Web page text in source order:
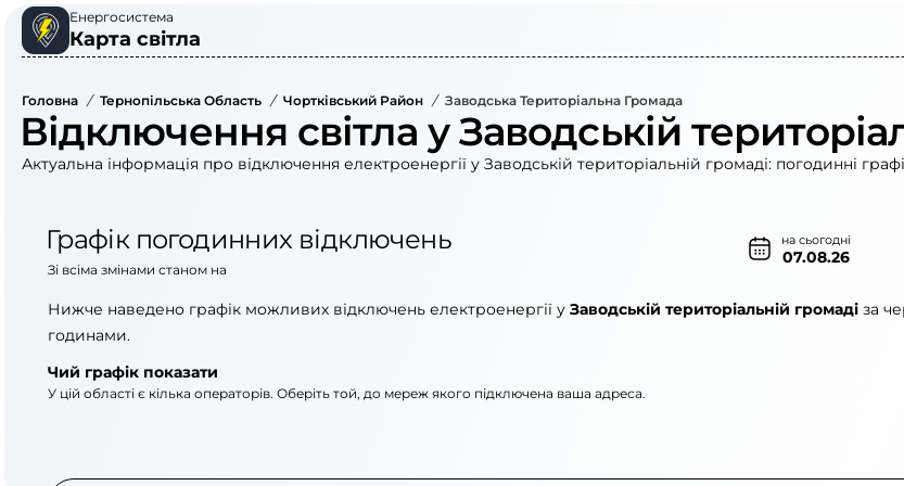
Енергосистема
Карта світла
Головна / Тернопільська Область / Чортківський Район / Заводська Територіальна Громада
Відключення світла у Заводській
Актуальна інформація про відключення електроенергії у Заводській територіальній громаді: погодинні
Графік погодинних відключень на сьогодні
07.08.26
Зі всіма змінами станом на
Нижче наведено графік можливих відключень електроенергії у Заводській територіальній громаді за
годинами.
Чий графік показати
У цій області є кілька операторів. Оберіть той, до мереж якого підключена ваша адреса.